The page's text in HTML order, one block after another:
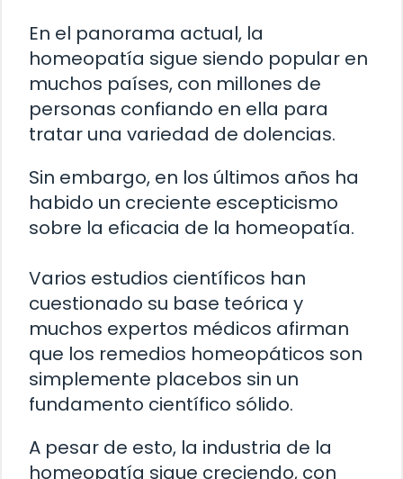
En el panorama actual, la
homeopatía sigue siendo popular en
muchos países, con millones de
personas confiando en ella para
tratar una variedad de dolencias.
Sin embargo, en los últimos años ha
habido un creciente escepticismo
sobre la eficacia de la homeopatía.
Varios estudios científicos han
cuestionado su base teórica y
muchos expertos médicos afirman
que los remedios homeopáticos son
simplemente placebos sin un
fundamento científico sólido.
A pesar de esto, la industria de la
homeopatía sigue creciendo, con